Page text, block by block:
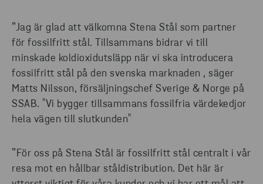
”Jag är glad att välkomna Stena Stål som partner
för fossilfritt stål. Tillsammans bidrar vi till
minskade koldioxidutsläpp när vi ska introducera
fossilfritt stål på den svenska marknaden , säger
Matts Nilsson, försäljningschef Sverige & Norge på
SSAB. "Vi bygger tillsammans fossilfria värdekedjor
hela vägen till slutkunden"
”För oss på Stena Stål är fossilfritt stål centralt i vår
resa mot en hållbar ståldistribution. Det här är